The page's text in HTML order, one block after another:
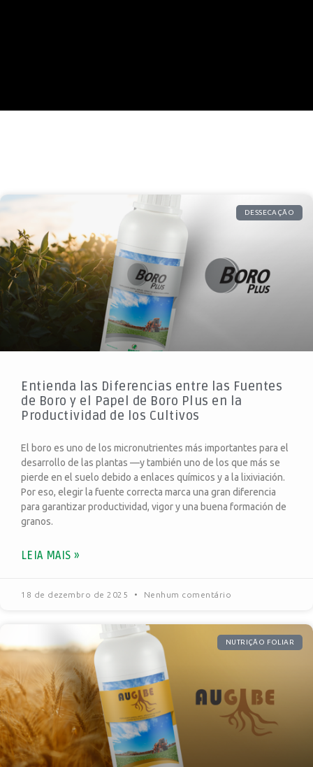
DESSECAÇÃO
Entienda las Diferencias entre las Fuentes
de Boro y el Papel de Boro Plus en la
Productividad de los Cultivos
El boro es uno de los micronutrientes más importantes para el
desarrollo de las plantas —y también uno de los que más se
pierde en el suelo debido a enlaces químicos y a la lixiviación.
Por eso, elegir la fuente correcta marca una gran diferencia
para garantizar productividad, vigor y una buena formación de
granos.
LEIA MAIS »
18 de dezembro de 2025 Nenhum comentário
NUTRIÇÃO FOLIAR